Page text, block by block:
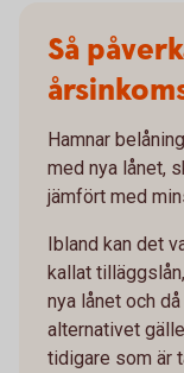
Så
Hamnar
med nya lånet,
jämfört med
Ibland kan det
kallat
nya lånet och
alternativet
tidigare som är